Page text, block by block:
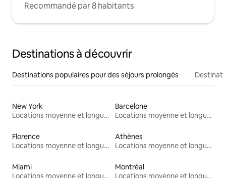
Recommandé par 8 habitants
Destinations à découvrir
Destinations populaires pour des séjours prolongés
New York
Locations moyenne et longue durée
Barcelone
Locations moyenne et longue durée
Florence
Locations moyenne et longue durée
Athènes
Locations moyenne et longue durée
Miami
Locations moyenne et longue durée
Montréal
Locations moyenne et longue durée